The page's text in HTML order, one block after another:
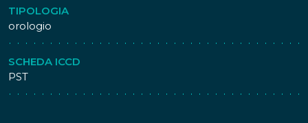
TIPOLOGIA
orologio
SCHEDA ICCD
PST